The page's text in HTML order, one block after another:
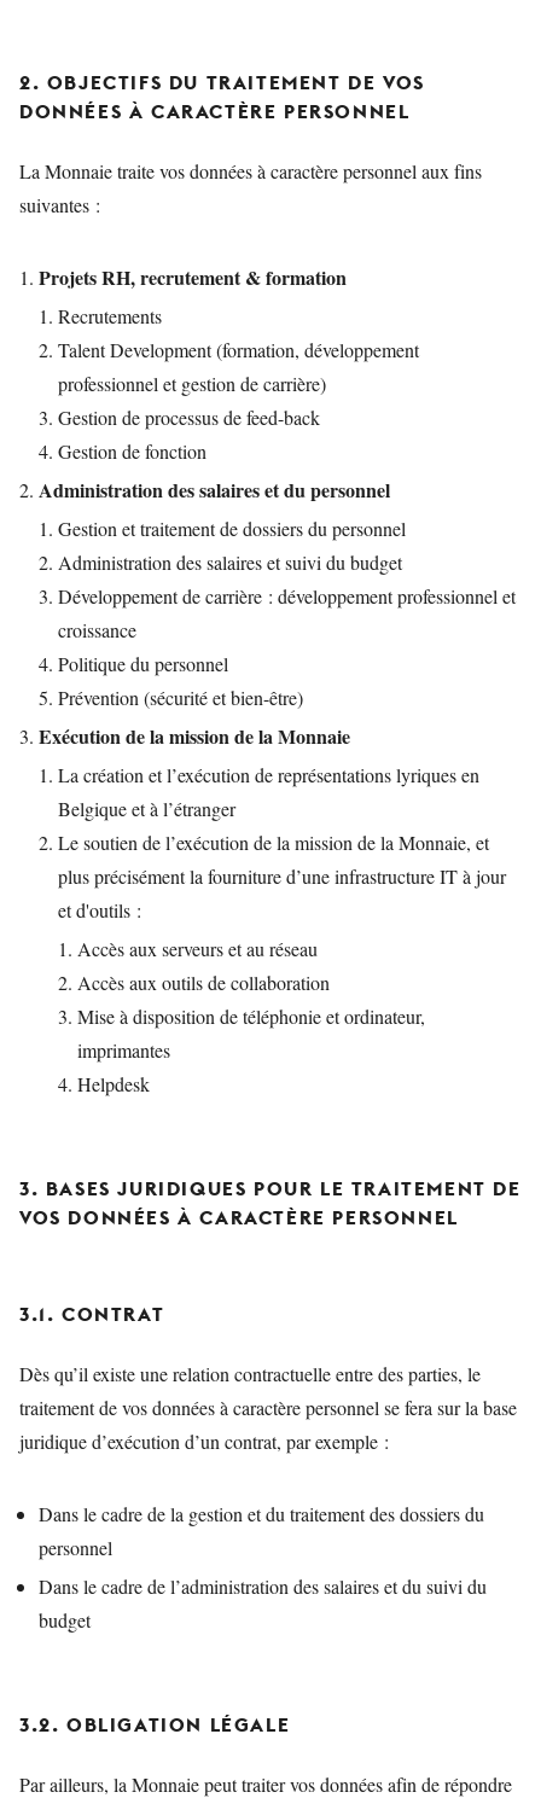
2. OBJECTIFS DU TRAITEMENT DE VOS
DONNÉES À CARACTÈRE PERSONNEL
La Monnaie traite vos données à caractère personnel aux fins
suivantes :
Projets RH, recrutement & formation
Recrutements
Talent Development (formation, développement
professionnel et gestion de carrière)
Gestion de processus de feed-back
Gestion de fonction
Administration des salaires et du personnel
Gestion et traitement de dossiers du personnel
Administration des salaires et suivi du budget
Développement de carrière : développement professionnel et
croissance
Politique du personnel
Prévention (sécurité et bien-être)
Exécution de la mission de la Monnaie
La création et l’exécution de représentations lyriques en
Belgique et à l’étranger
Le soutien de l’exécution de la mission de la Monnaie, et
plus précisément la fourniture d’une infrastructure IT à jour
et d'outils :
Accès aux serveurs et au réseau
Accès aux outils de collaboration
Mise à disposition de téléphonie et ordinateur,
imprimantes
Helpdesk
3. BASES JURIDIQUES POUR LE TRAITEMENT DE
VOS DONNÉES À CARACTÈRE PERSONNEL
3.1. CONTRAT
Dès qu’il existe une relation contractuelle entre des parties, le
traitement de vos données à caractère personnel se fera sur la base
juridique d’exécution d’un contrat, par exemple :
Dans le cadre de la gestion et du traitement des dossiers du
personnel
Dans le cadre de l’administration des salaires et du suivi du
budget
3.2. OBLIGATION LÉGALE
Par ailleurs, la Monnaie peut traiter vos données afin de répondre